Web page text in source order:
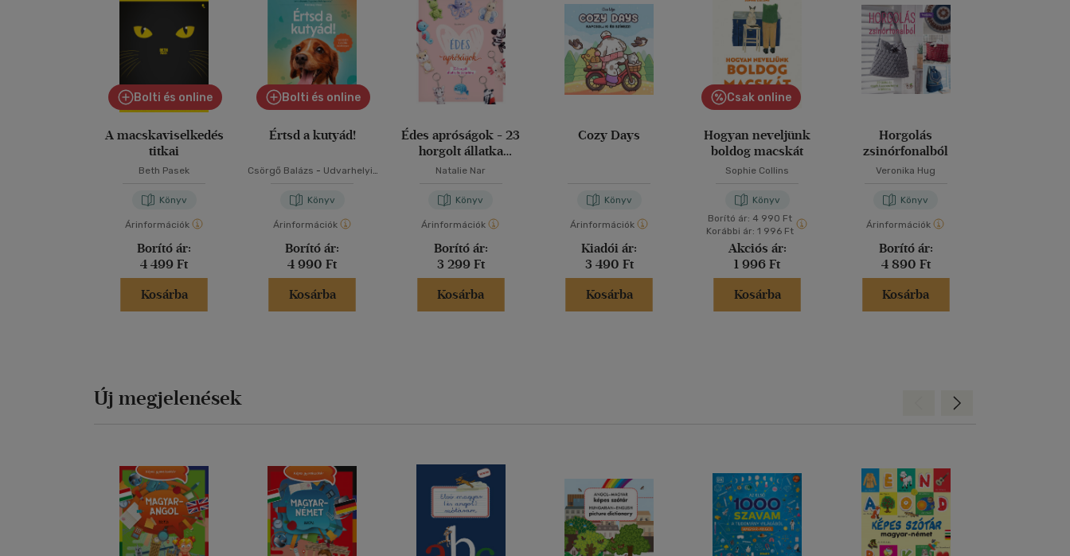
Bolti és online
A macskaviselkedés
titkai
Beth Pasek
Könyv
Árinformációk
Borító ár:
4 499 Ft
Kosárba
Bolti és online
Értsd a kutyád!
Csörgő Balázs - Udvarhelyi-
Könyv
Árinformációk
Borító ár:
4 990 Ft
Kosárba
Édes apróságok - 23
horgolt állatka
kulcstartóra
Natalie Nar
Könyv
Árinformációk
Borító ár:
3 299 Ft
Kosárba
Cozy Days
Könyv
Árinformációk
Kiadói ár:
3 490 Ft
Kosárba
Csak online
Hogyan neveljünk
boldog macskát
Sophie Collins
Könyv
Borító ár: 4 990 Ft
Korábbi ár: 1 996 Ft
Akciós ár:
1 996 Ft
Kosárba
Horgolás
zsinórfonalból
Veronika Hug
Könyv
Árinformációk
Borító ár:
4 890 Ft
Kosárba
Új megjelenések Előre